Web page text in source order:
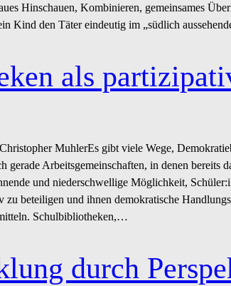
Hinschauen, Kombinieren, gemeinsames
Kind den Täter eindeutig im „südlich
als
MuhlerEs gibt viele Wege,
gerade Arbeitsgemeinschaften, in denen bereits
und niederschwellige Möglichkeit,
zu beteiligen und ihnen demokratische
Schulbibliotheken,…
durch